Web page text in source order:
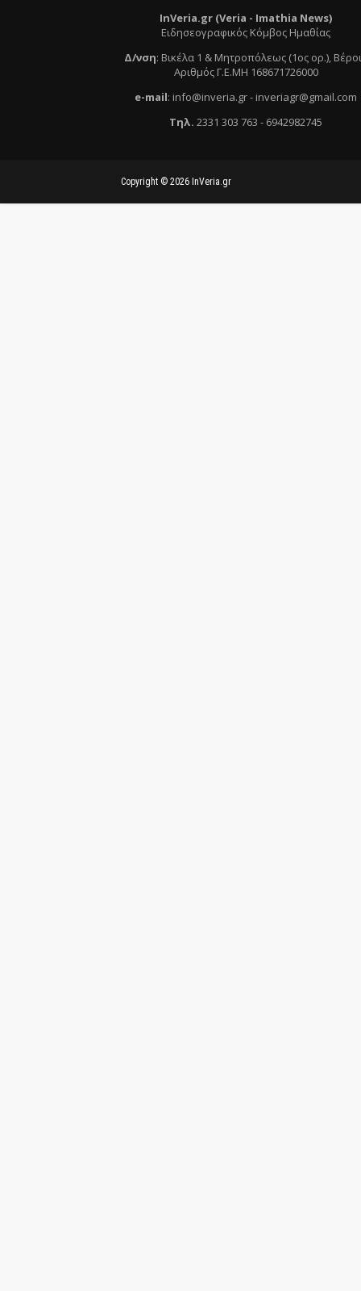
InVeria.gr (Veria - Ιmathia News)
Ειδησεογραφικός Κόμβος Ημαθίας
Δ/νση: Βικέλα 1 & Μητροπόλεως (1ος ορ.),
Αριθμός Γ.Ε.ΜΗ 168671726000
e-mail: info@inveria.gr- inveriagr@gmail.com
Τηλ. 2331 303 763 - 6942982745
Copyright © 2026 InVeria.gr